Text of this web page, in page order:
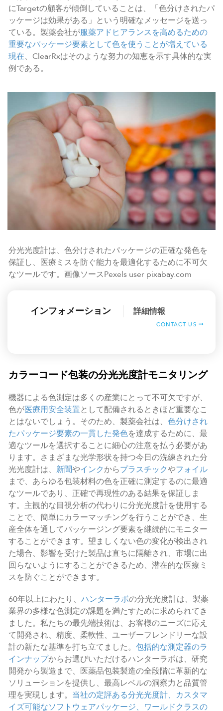
にTargetの顧客が傾倒していることは、「色分けされたパ
ッケージは効果がある」という明確なメッセージを送っ
ている。製薬会社が服薬アドヒアランスを高めるための
重要なパッケージ要素として色を使うことが増えている
現在、ClearRxはそのような努力の知恵を示す具体的な実
例である。
分光光度計は、色分けされたパッケージの正確な発色を
保証し、医療ミスを防ぐ能力を最適化するために不可欠
なツールです。画像ソースPexels user pixabay.com
インフォメーション 詳細情報
CONTACT US
カラーコード包装の分光光度計モニタリング
機器による色測定は多くの産業にとって不可欠ですが、
色が医療用安全装置として配備されるときほど重要なこ
とはないでしょう。そのため、製薬会社は、 色分けされ
たパッケージ要素の一貫した発色を達成するために、最
適なツールを選択することに細心の注意を払う必要があ
ります。さまざまな光学形状を持つ今日の洗練された分
光光度計は、 新聞やインクからプラスチックやフォイル
まで、あらゆる包装材料の色を正確に測定するのに最適
なツールであり、正確で再現性のある結果を保証しま
す。主観的な目視分析の代わりに分光光度計を使用する
ことで、簡単にカラーマッチングを行うことができ、生
産全体を通してパッケージング要素を継続的にモニター
することができます。望ましくない色の変化が検出され
た場合、影響を受けた製品は直ちに隔離され、市場に出
回らないようにすることができるため、潜在的な医療ミ
スを防ぐことができます。
60年以上にわたり、 ハンターラボの分光光度計は、製薬
業界の多様な色測定の課題を満たすために求められてき
ました。私たちの最先端技術は、お客様のニーズに応え
て開発され、精度、柔軟性、ユーザーフレンドリーな設
計の新たな基準を打ち立てました。 包括的な測定器のラ
インナップからお選びいただけるハンターラボは、研究
開発から製造まで、医薬品包装製造の全段階に革新的な
ソリューションを提供し、最高レベルの洞察力と品質管
理を実現します。 当社の定評ある分光光度計、カスタマ
イズ可能なソフトウェアパッケージ、ワールドクラスの